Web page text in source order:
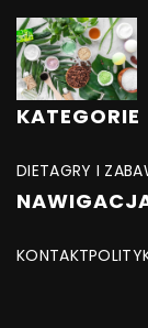
KATEGORIE
DIETAGRY I
KONTAKT